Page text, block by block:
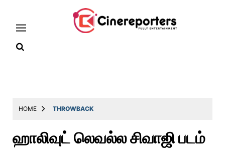
Latest
Throwback
HOME THROWBACK
ஹாலிவுட் லெவல்ல சிவாஜி படம்